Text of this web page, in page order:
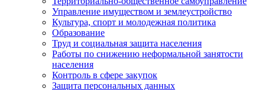
Управление имуществом и землеустройство
Культура, спорт и молодежная политика
Образование
Труд и социальная защита населения
Работы по снижению неформальной занятости
населения
Контроль в сфере закупок
Защита персональных данных